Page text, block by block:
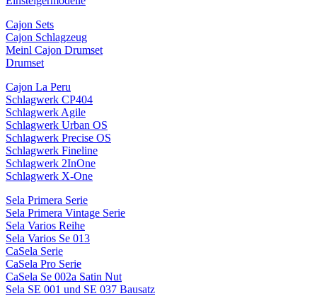
Cajon Sets
Cajon Schlagzeug
Meinl Cajon Drumset
Drumset
Cajon La Peru
Schlagwerk CP404
Schlagwerk Agile
Schlagwerk Urban OS
Schlagwerk Precise OS
Schlagwerk Fineline
Schlagwerk 2InOne
Schlagwerk X-One
Sela Primera Serie
Sela Primera Vintage Serie
Sela Varios Reihe
Sela Varios Se 013
CaSela Serie
CaSela Pro Serie
CaSela Se 002a Satin Nut
Sela SE 001 und SE 037 Bausatz